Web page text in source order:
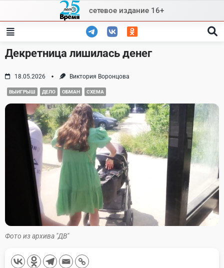
content
сетевое издание 16+
Декретница лишилась денег
18.05.2026 Виктория Воронцова
ВЫИГРЫШ ДЕЛО ОБМАН СХЕМА
Фото из архива "ДВ"